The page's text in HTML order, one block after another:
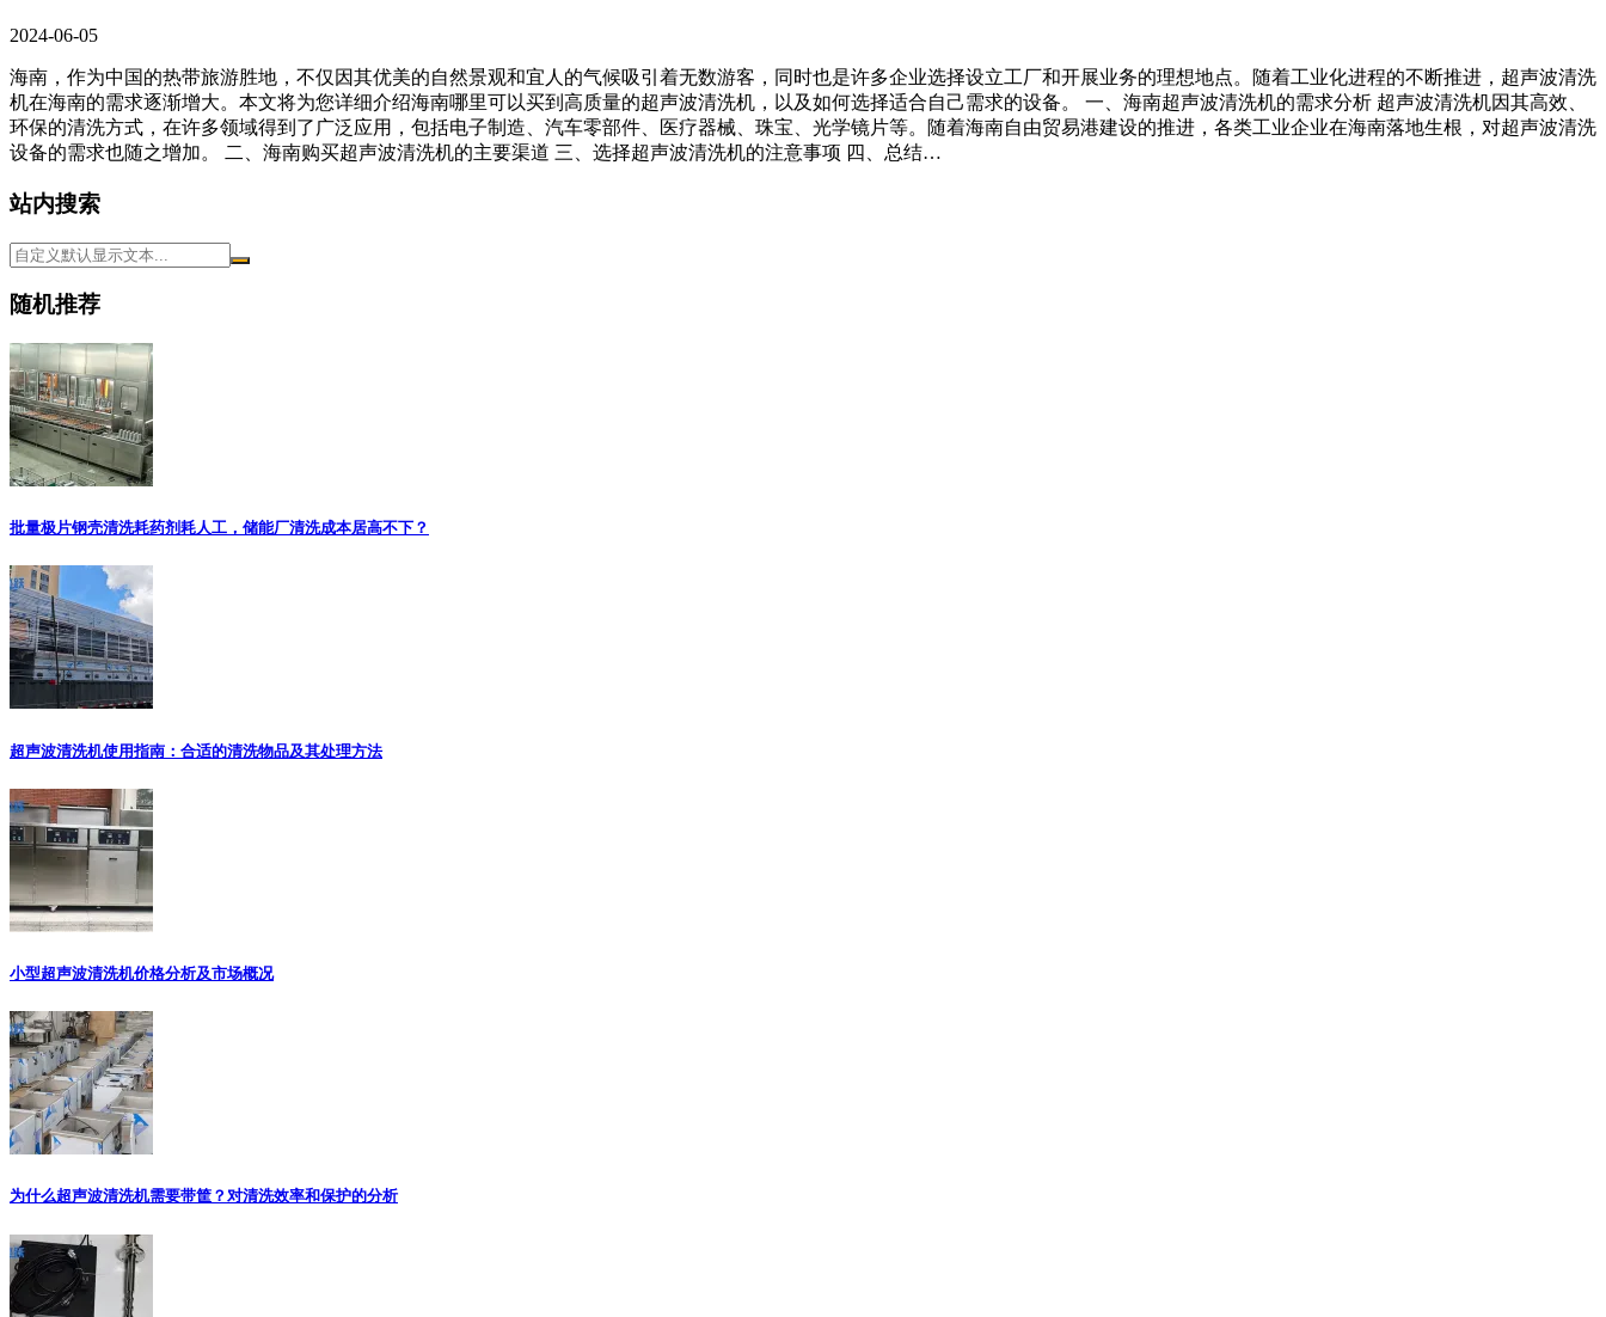
2024-06-05
海南，作为中国的热带旅游胜地，不仅因其优美的自然景观和宜人的气候吸引着无数游客，同时也是许多企业选择设立工厂和开展业务的理想地点。随着工业化进程的不断推进，超声波清洗
机在海南的需求逐渐增大。本文将为您详细介绍海南哪里可以买到高质量的超声波清洗机，以及如何选择适合自己需求的设备。 一、海南超声波清洗机的需求分析 超声波清洗机因其高效、
环保的清洗方式，在许多领域得到了广泛应用，包括电子制造、汽车零部件、医疗器械、珠宝、光学镜片等。随着海南自由贸易港建设的推进，各类工业企业在海南落地生根，对超声波清洗
设备的需求也随之增加。 二、海南购买超声波清洗机的主要渠道 三、选择超声波清洗机的注意事项 四、总结…
站内搜索
随机推荐
批量极片钢壳清洗耗药剂耗人工，储能厂清洗成本居高不下？
超声波清洗机使用指南：合适的清洗物品及其处理方法
小型超声波清洗机价格分析及市场概况
为什么超声波清洗机需要带筐？对清洗效率和保护的分析